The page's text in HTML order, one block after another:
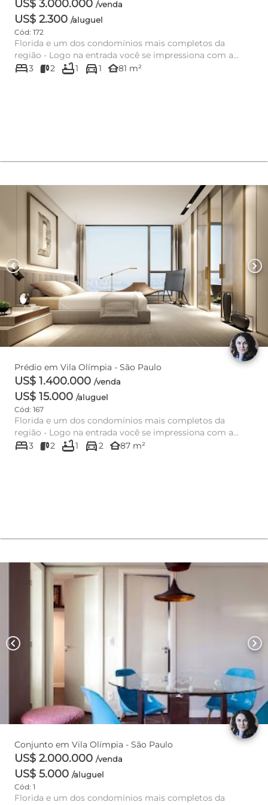
US$ 3.000.000 /venda
US$ 2.300 /aluguel
Cód: 172
Florida e um dos condomínios mais completos da
região - Logo na entrada você se impressiona com a
grandeza do empreendim...
bed3 2 bathtub1 directions_car1 other_houses81 m²
chevron_left chevron_right
Prédio em Vila Olímpia - São Paulo
US$ 1.400.000 /venda
US$ 15.000 /aluguel
Cód: 167
Florida e um dos condomínios mais completos da
região - Logo na entrada você se impressiona com a
grandeza do empreendim...
bed3 2 bathtub1 directions_car2 other_houses87 m²
chevron_left chevron_right
Conjunto em Vila Olímpia - São Paulo
US$ 2.000.000 /venda
US$ 5.000 /aluguel
Cód: 1
Florida e um dos condomínios mais completos da